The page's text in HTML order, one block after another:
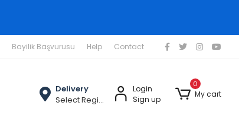
Bayilik Başvurusu Help Contact
Delivery
Select Region
Login
Sign up
0
My cart